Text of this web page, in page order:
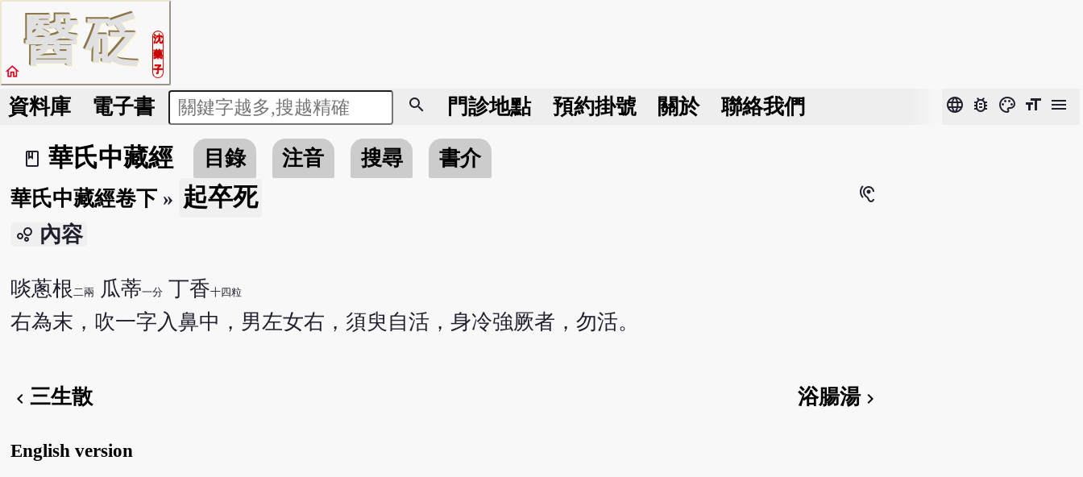
醫砭
沈
藥
子
home
資料庫 電子書 search 門診地點 預約掛號 關於 聯絡我們 language bug_report color_lens format_size menu
book_2
華氏中藏經 目錄 注音 搜尋
書介
華氏中藏經卷下» 起卒死 hearing
bubble_chart 內容
啖蔥根二兩 瓜蒂一分丁香十四粒
右為末，吹一字入鼻中，男左女右，須臾自活，身冷強厥者，勿活。
chevron_left 三生散 浴腸湯chevron_right
English version